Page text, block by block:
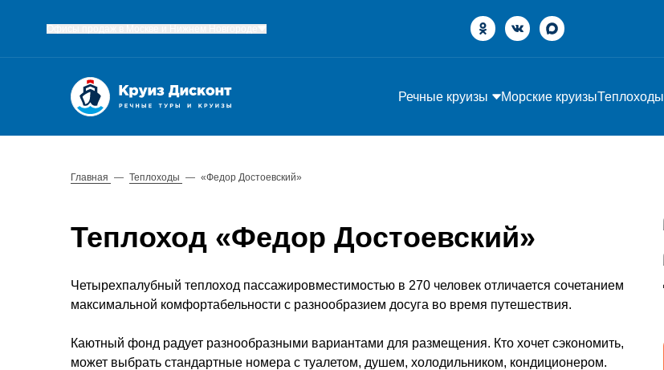
Речные круизы Морские круизыТеплоходы
Главная — Теплоходы — «Федор Достоевский»
Теплоход «Федор Достоевский»
Четырехпалубный теплоход пассажировместимостью в 270 человек отличается сочетанием
максимальной комфортабельности с разнообразием досуга во время путешествия.
Каютный фонд радует разнообразными вариантами для размещения. Кто хочет сэкономить,
может выбрать стандартные номера с туалетом, душем, холодильником, кондиционером.